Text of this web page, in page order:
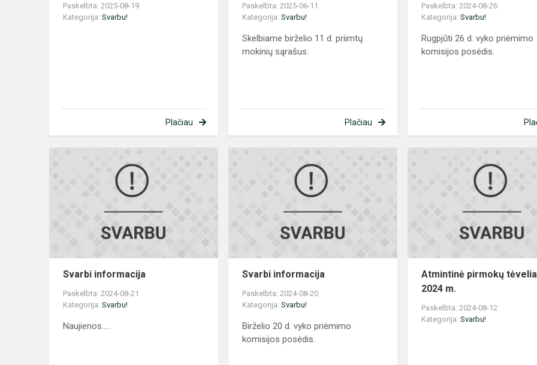
Paskelbta: 2025-08-19
Kategorija: Svarbu!
Plačiau
Paskelbta: 2025-06-11
Kategorija:Svarbu!
Skelbiame birželio 11 d. priimtų
mokinių sąrašus.
Plačiau
Paskelbta: 2024-08-26
Kategorija:Svarbu!
Rugpjūti 26 d. vyko priėmimo
komisijos posėdis.
Svarbi informacija
Paskelbta: 2024-08-21
Kategorija: Svarbu!
Naujienos.....
Svarbi informacija
Paskelbta: 2024-08-20
Kategorija:Svarbu!
Birželio 20 d. vyko priėmimo
komisijos posėdis.
Atmintinė pirmokų
2024 m.
Paskelbta: 2024-08-12
Kategorija:Svarbu!